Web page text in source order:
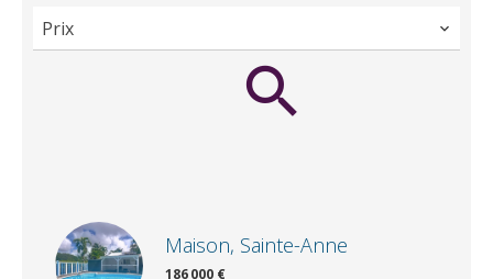
Prix
Maison, Sainte-Anne
186 000 €